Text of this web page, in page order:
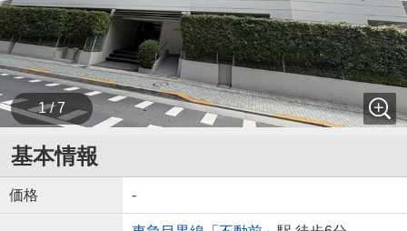
1 / 7
基本情報
価格 -